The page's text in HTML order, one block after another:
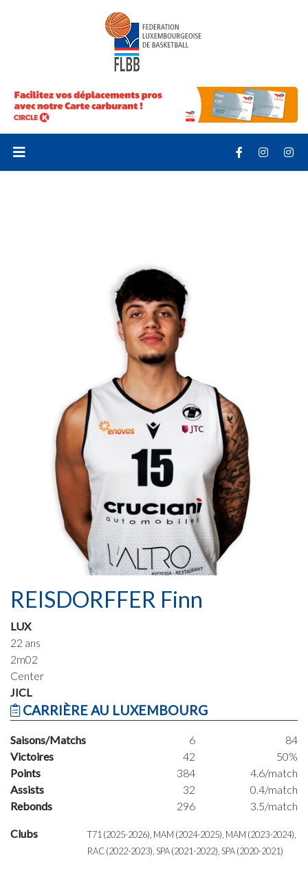
REISDORFFER Finn
LUX
22 ans
2m02
Center
JICL
CARRIÈRE AU LUXEMBOURG
Saisons/Matchs 6
84
Victoires
42
50%
Points
384
4.6/match
Assists
32
0.4/match
Rebonds
296 3.5/match
Clubs
T71 (2025-2026), MAM (2024-2025), MAM (2023-2024),
RAC (2022-2023), SPA (2021-2022), SPA (2020-2021)